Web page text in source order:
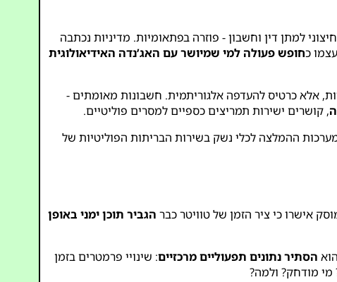
למתן דין וחשבון - פוזרה בפתאומיות. מדיניות נכתבה
כחופש פעולה למי שמיושר עם האג’נדה האידיאולוגית
אלא כרטיס להעדפה אלגוריתמית. חשבונות מאומתים -
, קושרים ישירות תמריצים כספיים למסרים פוליטיים.
ההמלצה לכלי נשק בשירות הבריתות הפוליטיות של
אישרו כי ציר הזמן של טוויטר כבר הגביר תוכן ימני באופן
הסתיר נתונים תפעוליים מרכזיים: שינויי פרמטרים בזמן
מודחק? ולמה?